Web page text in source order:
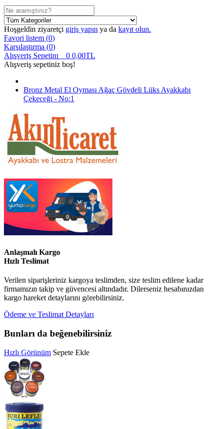
Hoşgeldin ziyaretçi giriş yapın ya da kayıt olun.
Favori listem (0)
Karşılaştırma (0)
Alışveriş Sepetim
0 0,00TL
Alışveriş sepetiniz boş!
Bronz Metal El Oyması Ağaç Gövdeli Lüks Ayakkabı
Çekeceği - No:1
Anlaşmalı Kargo
Hızlı Teslimat
Verilen siparişleriniz kargoya teslimden, size teslim edilene kadar
firmamızın takip ve güvencesi altındadır. Dilerseniz hesabınızdan
kargo hareket detaylarını görebilirsiniz.
Ödeme ve Teslimat Detayları
Bunları da beğenebilirsiniz
Hızlı Görünüm Sepete Ekle